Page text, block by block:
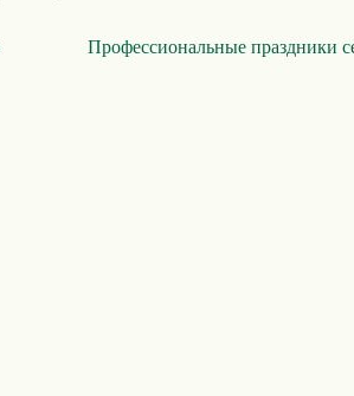
Профессиональные праздники